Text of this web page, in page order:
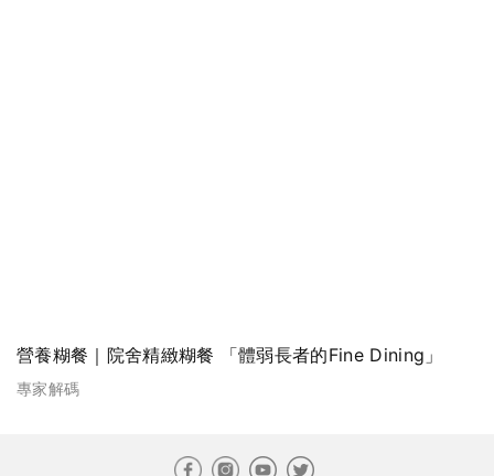
營養糊餐｜院舍精緻糊餐 「體弱長者的Fine Dining」
專家解碼